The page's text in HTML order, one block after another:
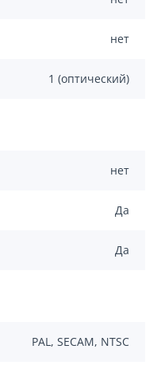
нет
1 (оптический)
нет
Да
Да
PAL, SECAM, NTSC